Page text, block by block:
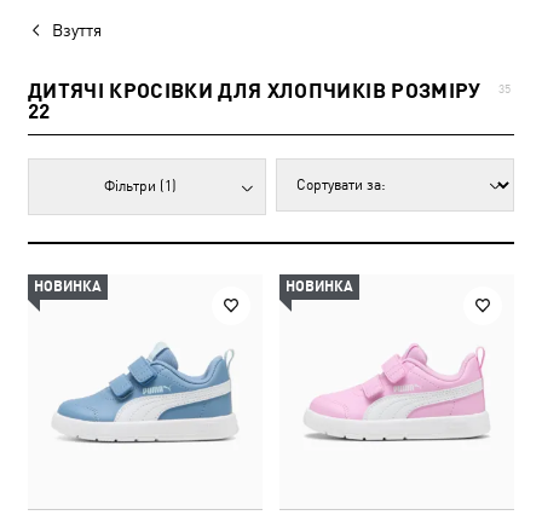
Взуття
ДИТЯЧІ КРОСІВКИ ДЛЯ ХЛОПЧИКІВ РОЗМІРУ
22
35
Фільтри (1)
НОВИНКА НОВИНКА